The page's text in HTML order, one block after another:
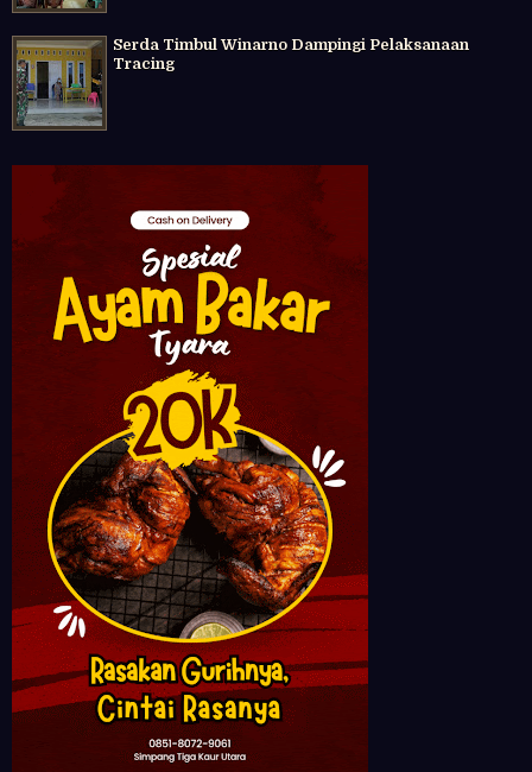
Serda Timbul Winarno Dampingi Pelaksanaan
Tracing